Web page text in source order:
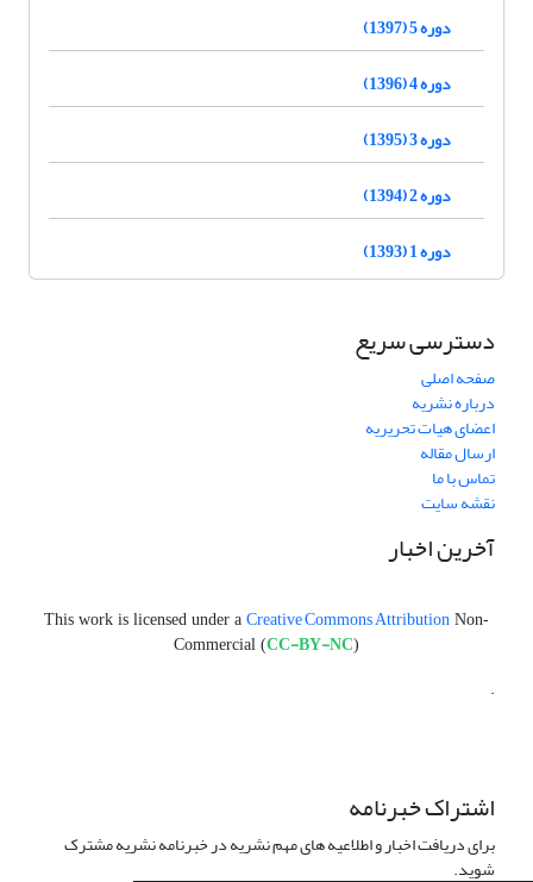
دوره 5 (1397)
دوره 4 (1396)
دوره 3 (1395)
دوره 2 (1394)
دوره 1 (1393)
دسترسی سریع
صفحه اصلی
درباره نشریه
اعضای هیات تحریریه
ارسال مقاله
تماس با ما
نقشه سایت
آخرین اخبار
This work is licensed under a Creative Commons Attribution Non-
Commercial (CC-BY-NC)
.
اشتراک خبرنامه
برای دریافت اخبار و اطلاعیه های مهم نشریه در خبرنامه نشریه مشترک
شوید.